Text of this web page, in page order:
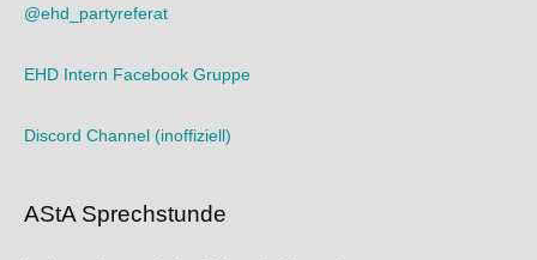
@ehd_partyreferat
EHD Intern Facebook Gruppe
Discord Channel (inoffiziell)
AStA Sprechstunde